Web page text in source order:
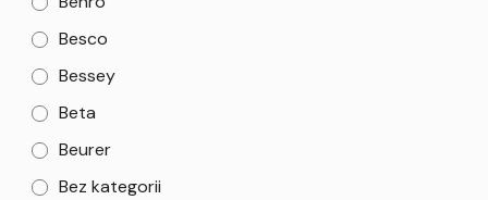
Besco
Bessey
Beta
Beurer
Bez kategorii